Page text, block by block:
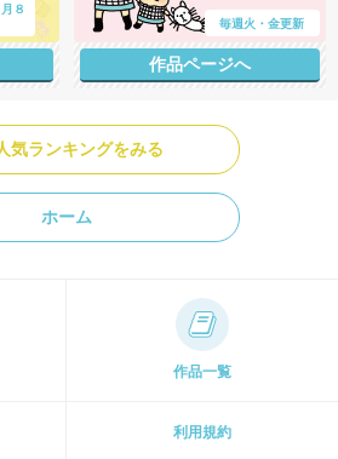
８
毎週火・金更新
作品ページへ
気ランキングをみる
ホーム
作品一覧
利用規約